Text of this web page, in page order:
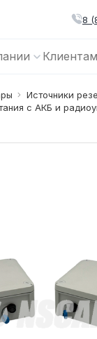
8
Клиентам
Источники
с АКБ и